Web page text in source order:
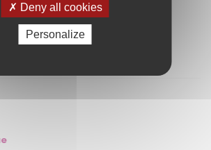
Deny all cookies
Personalize